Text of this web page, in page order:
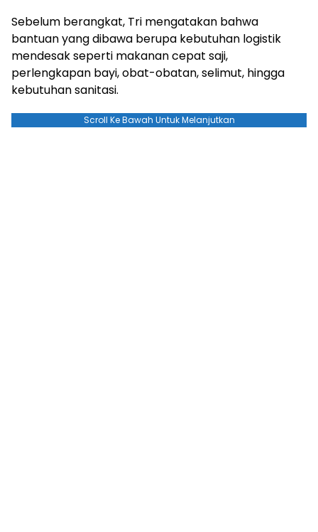
Sebelum berangkat, Tri mengatakan bahwa
bantuan yang dibawa berupa kebutuhan logistik
mendesak seperti makanan cepat saji,
perlengkapan bayi, obat-obatan, selimut, hingga
kebutuhan sanitasi.
Scroll Ke Bawah Untuk Melanjutkan